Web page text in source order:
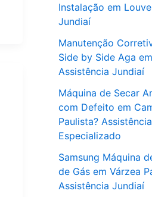
Instalação em
Jundiaí
Manutenção
Side by Side Aga
Assistência Jundiaí
Máquina de Secar
com Defeito em
Paulista?
Especializado
Samsung Máquina
de Gás em Várzea
Assistência Jundiaí